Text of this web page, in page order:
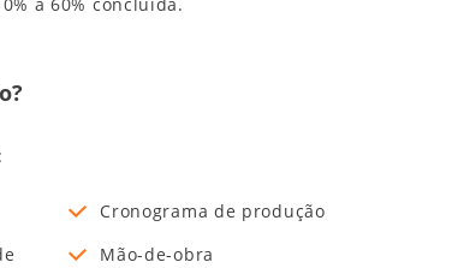
a 60% concluída.
Cronograma de produção
Mão-de-obra